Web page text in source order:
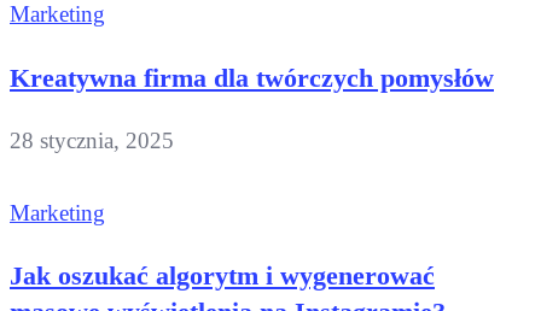
Marketing
Kreatywna firma dla twórczych pomysłów
28 stycznia, 2025
Marketing
Jak oszukać algorytm i wygenerować